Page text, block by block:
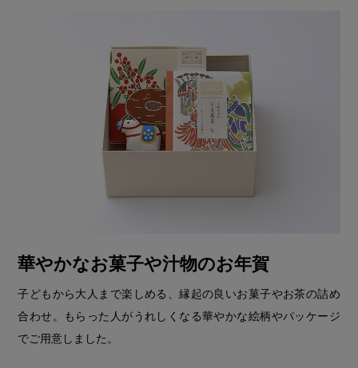
華やかなお菓子や汁物のお年賀
子どもから大人まで楽しめる、縁起の良いお菓子やお茶の詰め
合わせ。もらった人がうれしくなる華やかな絵柄やパッケージ
でご用意しました。